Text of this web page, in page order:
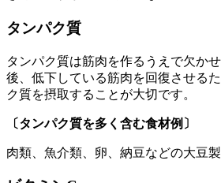
タンパク質
タンパク質は筋肉を作るうえで欠か
後、低下している筋肉を回復させる
ク質を摂取することが大切です。
〔タンパク質を多く含む食材例〕
肉類、魚介類、卵、納豆などの大豆